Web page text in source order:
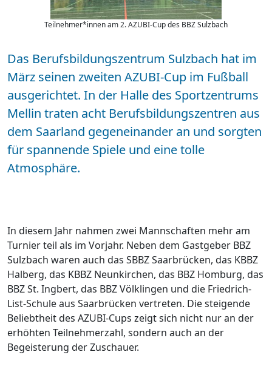
Das Berufsbildungszentrum Sulzbach hat im
März seinen zweiten AZUBI-Cup im Fußball
ausgerichtet. In der Halle des Sportzentrums
Mellin traten acht Berufsbildungszentren aus
dem Saarland gegeneinander an und sorgten
für spannende Spiele und eine tolle
Atmosphäre.
In diesem Jahr nahmen zwei Mannschaften mehr am
Turnier teil als im Vorjahr. Neben dem Gastgeber BBZ
Sulzbach waren auch das SBBZ Saarbrücken, das KBBZ
Halberg, das KBBZ Neunkirchen, das BBZ Homburg, das
BBZ St. Ingbert, das BBZ Völklingen und die Friedrich-
List-Schule aus Saarbrücken vertreten. Die steigende
Beliebtheit des AZUBI-Cups zeigt sich nicht nur an der
erhöhten Teilnehmerzahl, sondern auch an der
Begeisterung der Zuschauer.
Teilnehmer*innen am 2. AZUBI-Cup des BBZ Sulzbach